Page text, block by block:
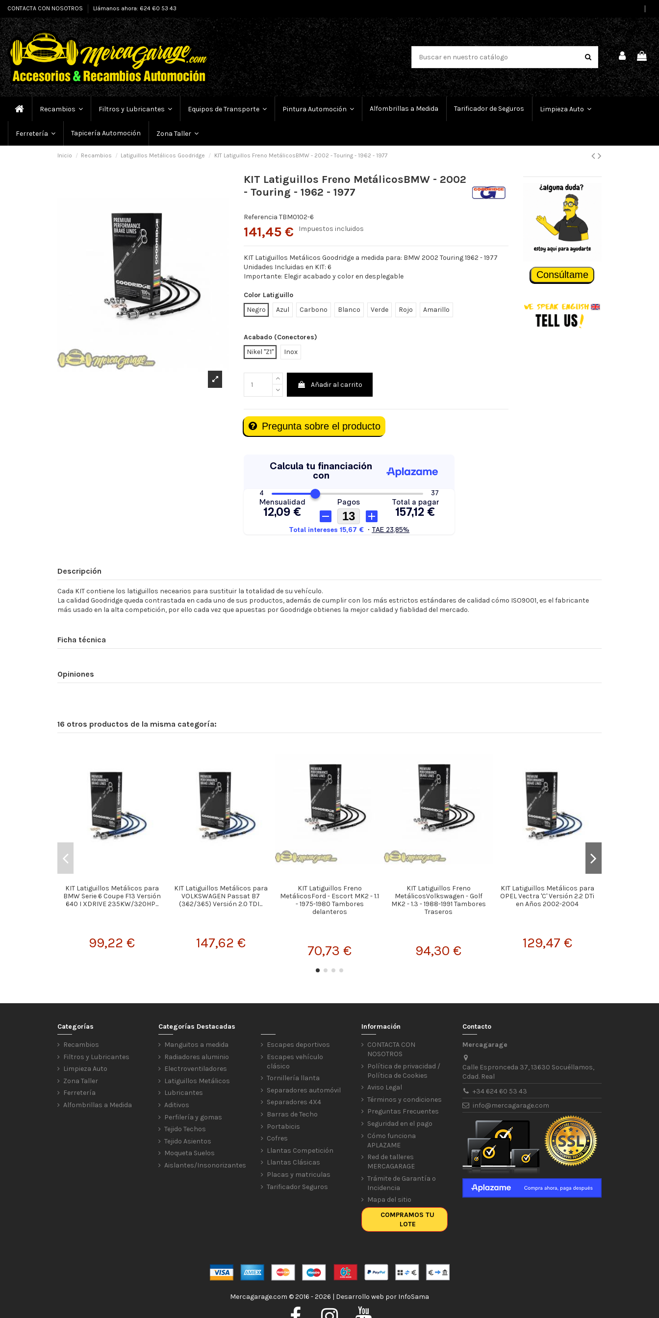
CONTACTA CON NOSOTROS Llámanos ahora: 624 60 53 43
Recambios Filtros y Lubricantes Equipos de Transporte Pintura Automoción Alfombrillas a Medida Tarificador de Seguros Limpieza Auto
Ferretería Tapicería Automoción Zona Taller
Inicio Recambios Latiguillos Metálicos Goodridge KIT Latiguillos Freno MetálicosBMW - 2002 - Touring - 1962 - 1977
KIT Latiguillos Freno MetálicosBMW - 2002
- Touring - 1962 - 1977
Referencia TBM0102-6
141,45 € Impuestos incluidos
KIT Latiguillos Metálicos Goodridge a medida para: BMW 2002 Touring 1962 - 1977
Unidades Incluidas en KIT: 6
Importante: Elegir acabado y color en desplegable
Color Latiguillo
Negro
Azul Carbono Blanco Verde Rojo Amarillo
Acabado (Conectores)
Nikel "Z1"
Inox
Añadir al carrito
Pregunta sobre el producto
Consúltame
Descripción
Cada KIT contiene los latiguillos necearios para sustituir la totalidad de su vehículo.
La calidad Goodridge queda contrastada en cada uno de sus productos, además de cumplir con los más estrictos estándares de calidad cómo ISO9001, es el fabricante
más usado en la alta competición, por ello cada vez que apuestas por Goodridge obtienes la mejor calidad y fiablidad del mercado.
Ficha técnica
Opiniones
16 otros productos de la misma categoría:
KIT Latiguillos Metálicos para
BMW Serie 6 Coupe F13 Versión
640 I XDRIVE 235KW/320HP...
99,22 €
KIT Latiguillos Metálicos para
VOLKSWAGEN Passat B7
(362/365) Versión 2.0 TDI...
147,62 €
KIT Latiguillos Freno
MetálicosFord - Escort MK2 - 1.1
- 1975-1980 Tambores
delanteros
70,73 €
KIT Latiguillos Freno
MetálicosVolkswagen - Golf
MK2 - 1.3 - 1988-1991 Tambores
Traseros
94,30 €
KIT Latiguillos Metálicos para
OPEL Vectra 'C' Versión 2.2 DTi
en Años 2002-2004
129,47 €
Categorías
Recambios
Filtros y Lubricantes
Limpieza Auto
Zona Taller
Ferretería
Alfombrillas a Medida
Categorías Destacadas
Manguitos a medida
Radiadores aluminio
Electroventiladores
Latiguillos Metálicos
Lubricantes
Aditivos
Perfilería y gomas
Tejido Techos
Tejido Asientos
Moqueta Suelos
Aislantes/Insonorizantes
Escapes deportivos
Escapes vehículo
clásico
Tornillería llanta
Separadores automóvil
Separadores 4X4
Barras de Techo
Portabicis
Cofres
Llantas Competición
Llantas Clásicas
Placas y matriculas
Tarificador Seguros
Información
CONTACTA CON
NOSOTROS
Política de privacidad /
Política de Cookies
Aviso Legal
Términos y condiciones
Preguntas Frecuentes
Seguridad en el pago
Cómo funciona
APLAZAME
Red de talleres
MERCAGARAGE
Trámite de Garantía o
Incidencia
Mapa del sitio
COMPRAMOS TU
LOTE
Contacto
Mercagarage
Calle Espronceda 37, 13630 Socuéllamos,
Cdad. Real
+34 624 60 53 43
info@mercagarage.com
Mercagarage.com © 2016 - 2026 | Desarrollo web por InfoSama